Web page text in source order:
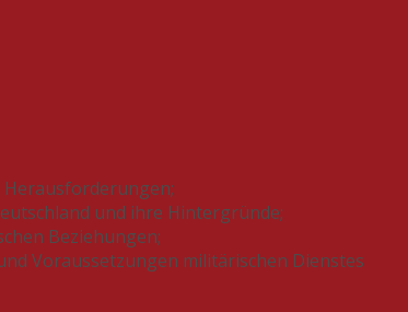
und ihre Hintergründe;
Beziehungen;
Voraussetzungen militärischen Dienstes